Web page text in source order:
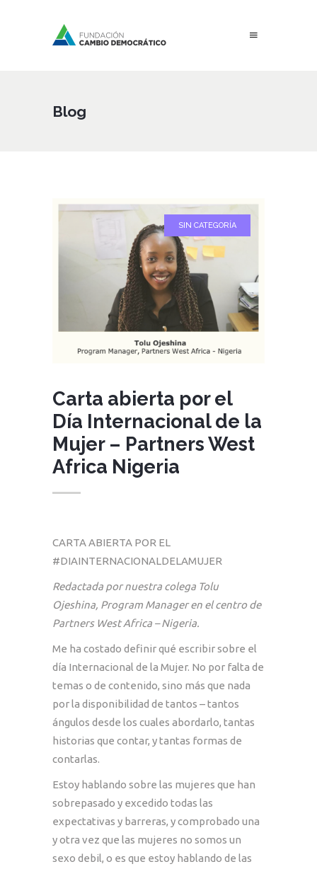
Blog
SIN CATEGORÍA
Carta abierta por el
Día Internacional de la
Mujer – Partners West
Africa Nigeria
CARTA ABIERTA POR EL
#DIAINTERNACIONALDELAMUJER
Redactada por nuestra colega Tolu
Ojeshina, Program Manager en el centro de
Partners West Africa – Nigeria.
Me ha costado definir qué escribir sobre el
día Internacional de la Mujer. No por falta de
temas o de contenido, sino más que nada
por la disponibilidad de tantos – tantos
ángulos desde los cuales abordarlo, tantas
historias que contar, y tantas formas de
contarlas.
Estoy hablando sobre las mujeres que han
sobrepasado y excedido todas las
expectativas y barreras, y comprobado una
y otra vez que las mujeres no somos un
sexo debil, o es que estoy hablando de las